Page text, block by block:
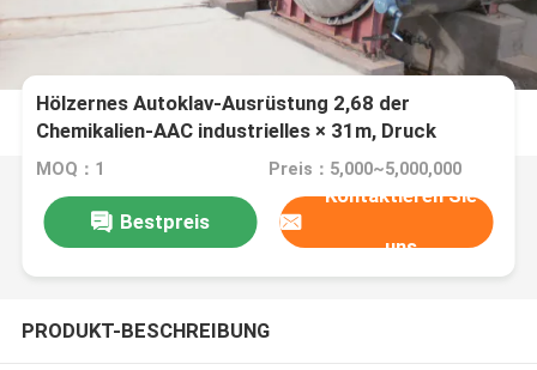
Hölzernes Autoklav-Ausrüstung 2,68 der
Chemikalien-AAC industrielles × 31m, Druck
1.5Mpa
MOQ：1 Preis：5,000~5,000,000
Bestpreis
Kontaktieren Sie
uns
PRODUKT-BESCHREIBUNG